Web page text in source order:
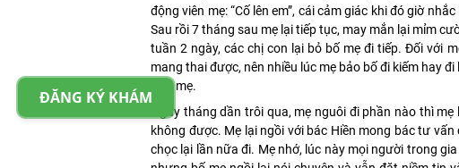
động viên mẹ: “Cố lên em”, cái cảm giác khi đó giờ
Sau rồi 7 tháng sau mẹ lại tiếp tục, may mắn lại mỉm
tuần 2 ngày, các chị con lại bỏ bố mẹ đi tiếp. Đối với
mang thai được, nên nhiều lúc mẹ bảo bố đi kiếm hay
viên mẹ.
Ngày tháng dần trôi qua, mẹ nguôi đi phần nào thì
không được. Mẹ lại ngồi với bác Hiền mong bác tư
chọc lại lần nữa đi. Mẹ nhớ, lúc này mọi người trong
ĐĂNG KÝ KHÁM